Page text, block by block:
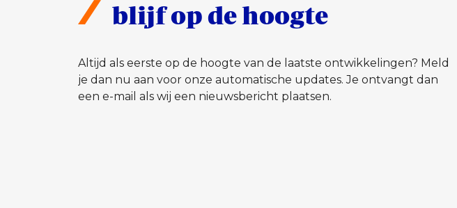
blijf op de hoogte
Altijd als eerste op de hoogte van de laatste ontwikkelingen? Meld
je dan nu aan voor onze automatische updates. Je ontvangt dan
een e-mail als wij een nieuwsbericht plaatsen.